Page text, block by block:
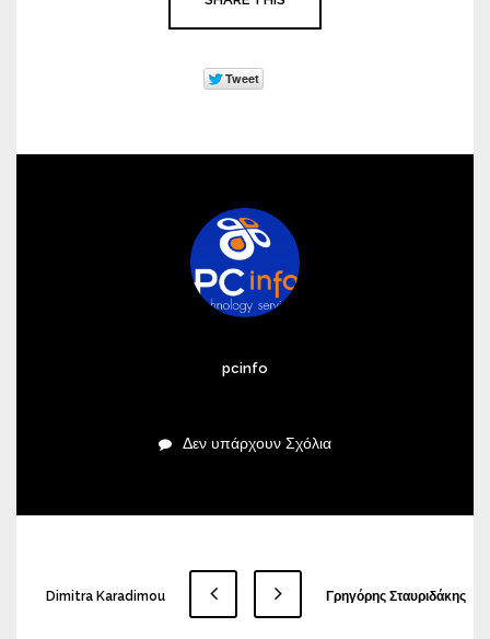
pcinfo
Δεν υπάρχουν Σχόλια
Dimitra Karadimou Γρηγόρης Σταυριδάκης